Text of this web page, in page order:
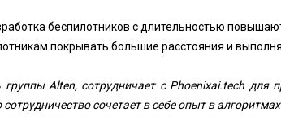
беспилотников с длительностью
покрывать большие расстояния и
группы Alten, сотрудничает с Phoenixai.tech для
сочетает в себе опыт в